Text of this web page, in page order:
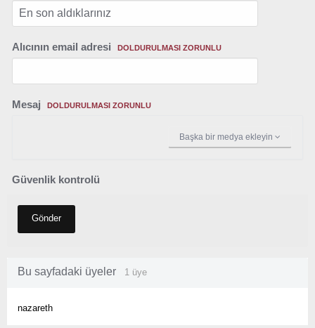
Alıcının email adresi DOLDURULMASI ZORUNLU
Mesaj DOLDURULMASI ZORUNLU
Başka bir medya ekleyin
Güvenlik kontrolü
Gönder
Bu sayfadaki üyeler 1 üye
nazareth